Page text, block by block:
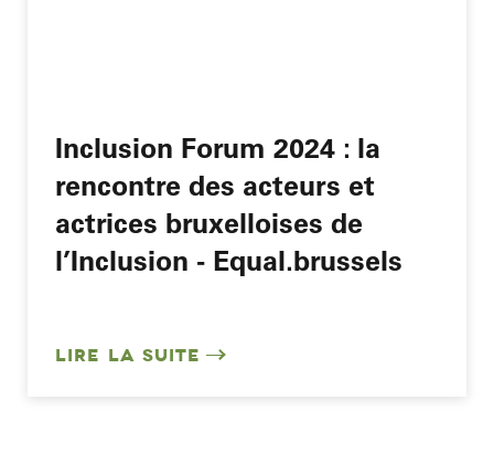
Inclusion Forum 2024 : la
rencontre des acteurs et
actrices bruxelloises de
l’Inclusion - Equal.brussels
LIRE LA SUITE